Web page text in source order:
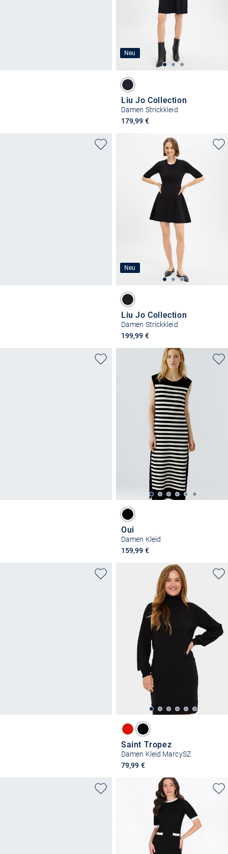
Neu
Liu Jo Collection
Damen Strickkleid
179,99 €
Neu
Liu Jo Collection
Damen Strickkleid
199,99 €
Oui
Damen Kleid
159,99 €
Saint Tropez
Damen Kleid MarcySZ
79,99 €